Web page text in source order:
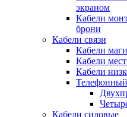
экраном
Кабели
брони
Кабели связи
Кабели
Кабели
Кабели
Кабели силовые